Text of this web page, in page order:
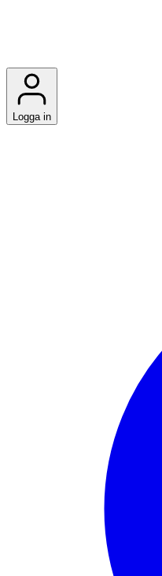
Logga in